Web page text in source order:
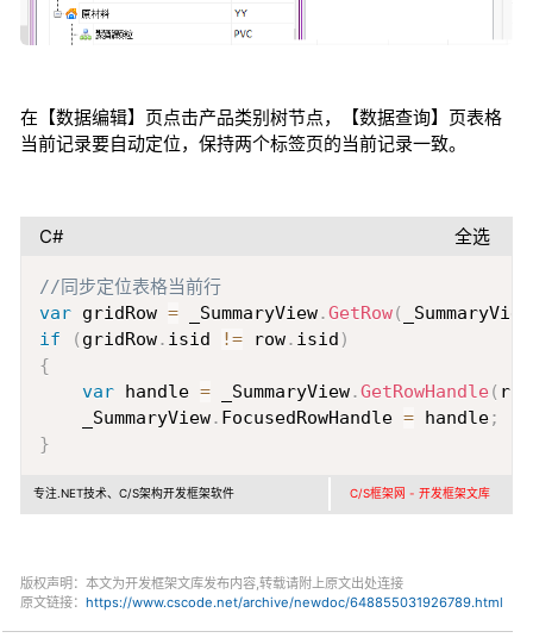
在【数据编辑】页点击产品类别树节点，【数据查询】页表格
当前记录要自动定位，保持两个标签页的当前记录一致。
C# 全选
//同步定位表格当前行
var gridRow = _SummaryView.GetRow( _SummaryView
if
( gridRow. isid != row. isid )
{
var handle = _SummaryView.GetRowHandle( row
    _SummaryView
. FocusedRowHandle = handle;
}
专注.NET技术、C/S架构开发框架软件 C/S框架网 - 开发框架文库
版权声明：本文为开发框架文库发布内容,转载请附上原文出处连接
原文链接： https://www.cscode.net/archive/newdoc/648855031926789.html